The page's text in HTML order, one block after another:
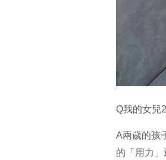
Q我的女兒
A兩歲的孩
的「用力